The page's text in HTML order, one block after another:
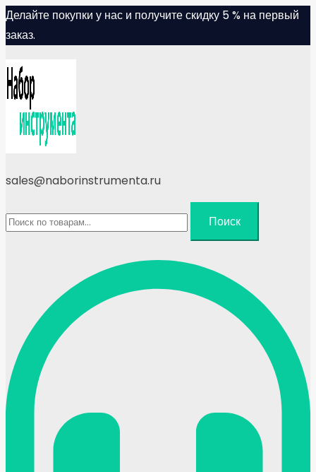
Skip
to
Делайте покупки у нас и получите скидку 5 % на первый
заказ.
sales@naborinstrumenta.ru
Искать:
Поиск